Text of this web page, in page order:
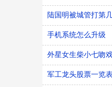
陆国明被城管打第
手机系统怎么升级
外星女生柴小七吻
军工龙头股票一览